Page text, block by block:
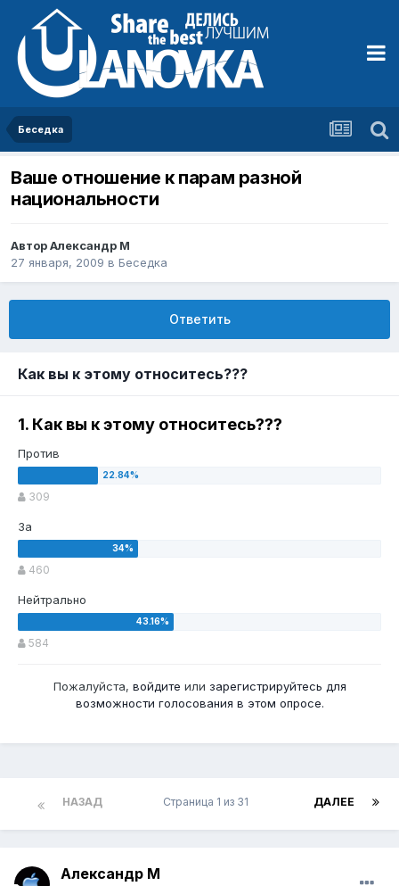
Беседка
Ваше отношение к парам разной
национальности
АвторАлександр М
27 января, 2009 в Беседка
Ответить
Как вы к этому относитесь???
1. Как вы к этому относитесь???
Против
309
За
460
Нейтрально
584
Пожалуйста, войдите или зарегистрируйтесь для
возможности голосования в этом опросе.
НАЗАД ДАЛЕЕ
Страница 1 из 31
Александр М